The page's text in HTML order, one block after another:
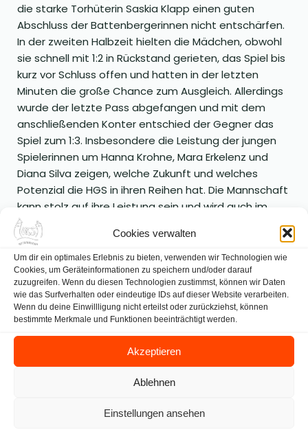
Cookies verwalten
Um dir ein optimales Erlebnis zu bieten, verwenden wir Technologien wie
Cookies, um Geräteinformationen zu speichern und/oder darauf
zuzugreifen. Wenn du diesen Technologien zustimmst, können wir Daten
wie das Surfverhalten oder eindeutige IDs auf dieser Website verarbeiten.
Wenn du deine Einwillligung nicht erteilst oder zurückziehst, können
bestimmte Merkmale und Funktionen beeinträchtigt werden.
Akzeptieren
Ablehnen
Einstellungen ansehen
die starke Torhüterin Saskia Klapp einen guten
Abschluss der Battenbergerinnen nicht entschärfen.
In der zweiten Halbzeit hielten die Mädchen, obwohl
sie schnell mit 1:2 in Rückstand gerieten, das Spiel bis
kurz vor Schluss offen und hatten in der letzten
Minuten die große Chance zum Ausgleich. Allerdings
wurde der letzte Pass abgefangen und mit dem
anschließenden Konter entschied der Gegner das
Spiel zum 1:3. Insbesondere die Leistung der jungen
Spielerinnen um Hanna Krohne, Mara Erkelenz und
Diana Silva zeigen, welche Zukunft und welches
Potenzial die HGS in ihren Reihen hat. Die Mannschaft
kann stolz auf ihre Leistung sein und wird auch im
nächsten Jahr wieder versuchen, eine gute Rolle zu
spielen!
admin | Mai 3, 2017 | 18:03 | 0
Vorheriger Beitrag Nächster Beitrag